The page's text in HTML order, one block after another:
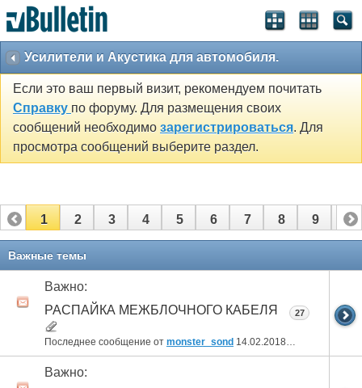
Усилители и Акустика для автомобиля.
Если это ваш первый визит, рекомендуем почитать
Справку по форуму. Для размещения своих
сообщений необходимо зарегистрироваться. Для
просмотра сообщений выберите раздел.
1 2 3 4 5 6 7 8 9 10
11
Важные темы
Важно:
РАСПАЙКА МЕЖБЛОЧНОГО КАБЕЛЯ
Последнее сообщение от monster_sond 14.02.2018 13:46
27
Важно: